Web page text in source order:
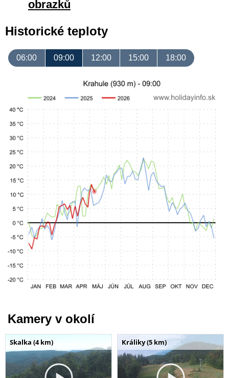
obrazků
Historické teploty
06:00 09:00 12:00 15:00 18:00
Kamery v okolí
Skalka (4 km) Králiky (5 km)